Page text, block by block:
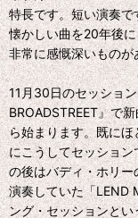
特長です。短い演奏
懐かしい曲を20年後
非常に感慨深いものが
11月30日のセッショ
BROADSTREET』で
ら始まります。既に
にこうしてセッショ
の後はバディ・ホリ
演奏していた「LEND
ング・セッションと